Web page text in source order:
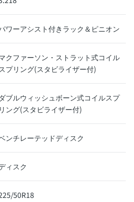
ワーアシスト付きラック＆ピニオン
クファーソン・ストラット式コイル
プリング(スタビライザー付)
ダブルウィッシュボーン式コイルスプ
リング(スタビライザー付)
ンチレーテッドディスク
ィスク
50R18